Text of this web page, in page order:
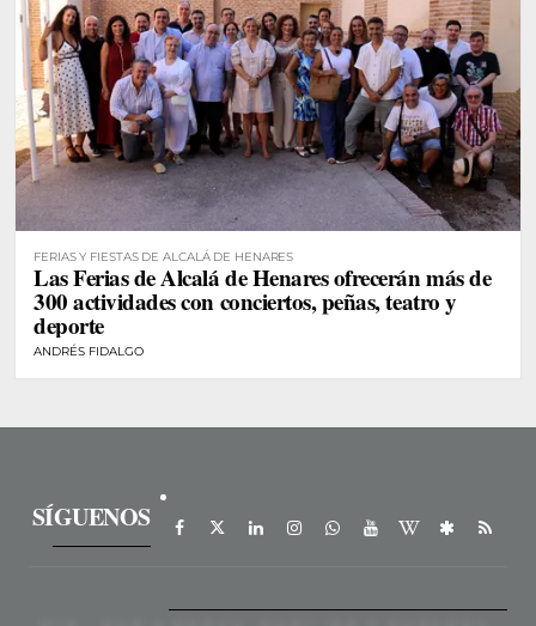
FERIAS Y FIESTAS DE ALCALÁ DE HENARES
Las Ferias de Alcalá de Henares ofrecerán más de
300 actividades con conciertos, peñas, teatro y
deporte
ANDRÉS FIDALGO
SÍGUENOS